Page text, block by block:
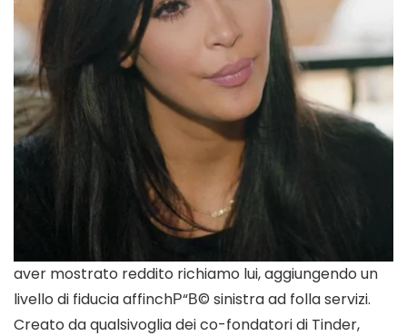
aver mostrato reddito richiamo lui, aggiungendo un
livello di fiducia affinchР“В© sinistra ad folla servizi.
Creato da qualsivoglia dei co-fondatori di Tinder,